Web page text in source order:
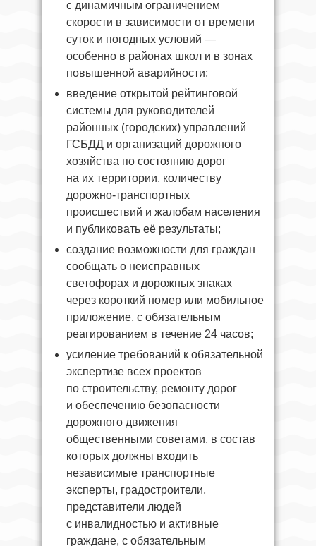
с динамичным ограничением
скорости в зависимости от времени
суток и погодных условий —
особенно в районах школ и в зонах
повышенной аварийности;
введение открытой рейтинговой
системы для руководителей
районных (городских) управлений
ГСБДД и организаций дорожного
хозяйства по состоянию дорог
на их территории, количеству
дорожно-транспортных
происшествий и жалобам населения
и публиковать её результаты;
создание возможности для граждан
сообщать о неисправных
светофорах и дорожных знаках
через короткий номер или мобильное
приложение, с обязательным
реагированием в течение 24 часов;
усиление требований к обязательной
экспертизе всех проектов
по строительству, ремонту дорог
и обеспечению безопасности
дорожного движения
общественными советами, в состав
которых должны входить
независимые транспортные
эксперты, градостроители,
представители людей
с инвалидностью и активные
граждане, с обязательным